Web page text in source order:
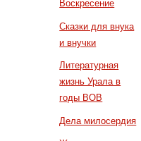
Воскресение
Сказки для внука
и внучки
Литературная
жизнь Урала в
годы ВОВ
Дела милосердия